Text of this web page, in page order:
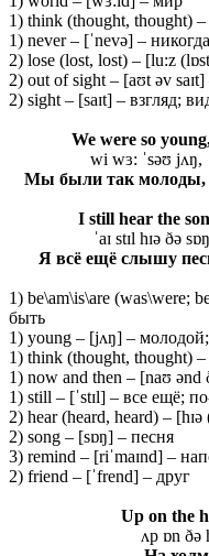
1) think (thought, thought) –
1) never – [ˈnevə] – никогда
2) lose (lost, lost) – [lu:z
2) out of sight – [aʊt əv
2) sight – [saɪt] – взгляд;
We were so
wi wɜ: ˈsəʊ jʌŋ,
Мы были так молоды,
I still hear the
ˈaɪ stɪl hɪə ðə
Я всё ещё слышу
1) be\am\is\are (was\were;
быть
1) young – [jʌŋ] –
1) think (thought, thought) –
1) now and then – [naʊ ənd
1) still – [ˈstɪl] – все ещё;
2) hear (heard, heard) –
2) song – [sɒŋ] – песня
3) remind – [riˈmaɪnd] –
2) friend – [ˈfrend] – друг
Up on the
ʌp ɒn ðə